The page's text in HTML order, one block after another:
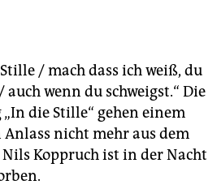
/ mach dass ich weiß, du
wenn du schweigst.“ Die
„In die Stille“ gehen einem
nicht mehr aus dem
Koppruch ist in der Nacht